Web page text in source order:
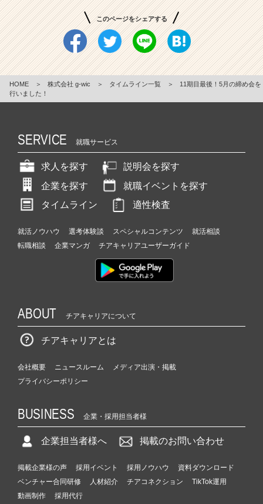
このページをシェアする
HOME ＞ 株式会社 g-wic ＞ タイムライン一覧 ＞
11期目最後！5月の締め会を
行いました！
SERVICE 就職サービス
求人を探す
説明会を探す
企業を探す
就職イベントを探す
タイムライン
適性検査
就活ノウハウ 選考体験談 スペシャルコンテンツ
就活相談
転職相談
企業マンガ チアキャリアユーザーガイド
ABOUT チアキャリアについて
チアキャリアとは
会社概要 ニュースルーム
メディア出演・掲載
プライバシーポリシー
BUSINESS 企業・採用担当者様
企業担当者様へ 掲載のお問い合わせ
掲載企業様の声 採用イベント 採用ノウハウ
資料ダウンロード
ベンチャー合同研修
人材紹介 チアコネクション
TikTok運用
動画制作
採用代行